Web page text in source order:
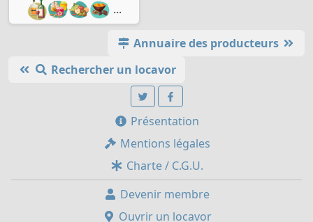
...
Annuaire des producteurs
Rechercher un locavor
Présentation
Mentions légales
Charte / C.G.U.
Devenir membre
Ouvrir un locavor